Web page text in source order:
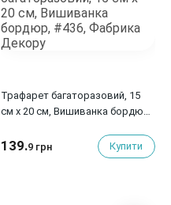
Трафарет багаторазовий, 15
см x 20 см, Вишиванка бордюр,
139.9 грн Купити